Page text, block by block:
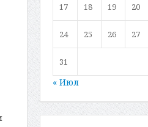
17 18 19 20
24 25 26 27
31
« Июл